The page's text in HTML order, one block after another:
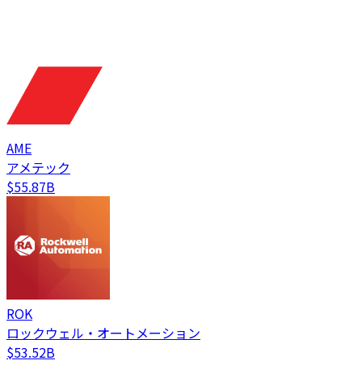
AME
アメテック
$55.87B
ROK
ロックウェル・オートメーション
$53.52B